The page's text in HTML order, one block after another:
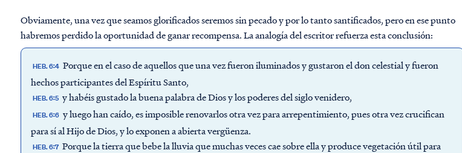
Obviamente, una vez que seamos glorificados seremos sin pecado y por lo tanto santificados, pero en ese punto
habremos perdido la oportunidad de ganar recompensa. La analogía del escritor refuerza esta conclusión:
HEB. 6:4 Porque en el caso de aquellos que una vez fueron iluminados y gustaron el don celestial y fueron
hechos participantes del Espíritu Santo,
HEB. 6:5 y habéis gustado la buena palabra de Dios y los poderes del siglo venidero,
HEB. 6:6 y luego han caído, es imposible renovarlos otra vez para arrepentimiento, pues otra vez crucifican
para sí al Hijo de Dios, y lo exponen a abierta vergüenza.
HEB. 6:7 Porque la tierra que bebe la lluvia que muchas veces cae sobre ella y produce vegetación útil para